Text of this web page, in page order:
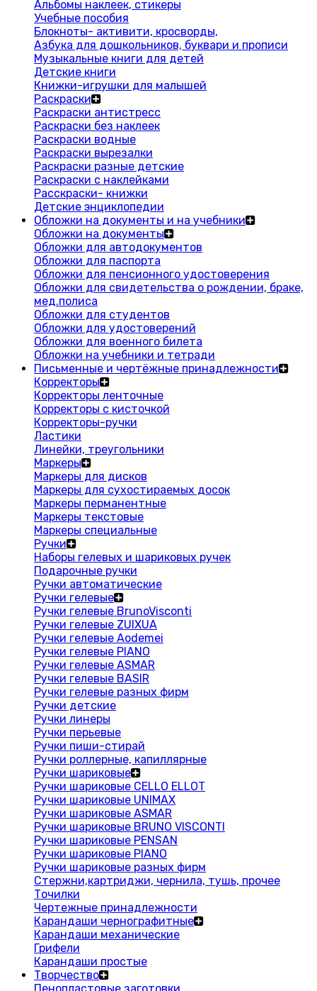
Альбомы наклеек, стикеры
Учебные пособия
Блокноты- активити, кросворды,
Азбука для дошкольников, буквари и прописи
Музыкальные книги для детей
Детские книги
Книжки-игрушки для малышей
Раскраски
Раскраски антистресс
Раскраски без наклеек
Раскраски водные
Раскраски вырезалки
Раскраски разные детские
Раскраски с наклейками
Расскраски- книжки
Детские энциклопедии
Обложки на документы и на учебники
Обложки на документы
Обложки для автодокументов
Обложки для паспорта
Обложки для пенсионного удостоверения
Обложки для свидетельства о рождении, браке,
мед.полиса
Обложки для студентов
Обложки для удостоверений
Обложки для военного билета
Обложки на учебники и тетради
Письменные и чертёжные принадлежности
Корректоры
Корректоры ленточные
Корректоры с кисточкой
Корректоры-ручки
Ластики
Линейки, треугольники
Маркеры
Маркеры для дисков
Маркеры для сухостираемых досок
Маркеры перманентные
Маркеры текстовые
Маркеры специальные
Ручки
Наборы гелевых и шариковых ручек
Подарочные ручки
Ручки автоматические
Ручки гелевые
Ручки гелевые BrunoVisconti
Ручки гелевые ZUIXUA
Ручки гелевые Aodemei
Ручки гелевые PIANO
Ручки гелевые ASMAR
Ручки гелевые BASIR
Ручки гелевые разных фирм
Ручки детские
Ручки линеры
Ручки перьевые
Ручки пиши-стирай
Ручки роллерные, капиллярные
Ручки шариковые
Ручки шариковые CELLO ELLOT
Ручки шариковые UNIMAX
Ручки шариковые ASMAR
Ручки шариковые BRUNO VISCONTI
Ручки шариковые PENSAN
Ручки шариковые PIANO
Ручки шариковые разных фирм
Стержни,картриджи, чернила, тушь, прочее
Точилки
Чертежные принадлежности
Карандаши чернографитные
Карандаши механические
Грифели
Карандаши простые
Творчество